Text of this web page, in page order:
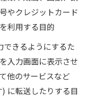
やクレジットカード
利用する目的
きるようにするた
入力画面に表示させ
他のサービスなど
に転送したりする目